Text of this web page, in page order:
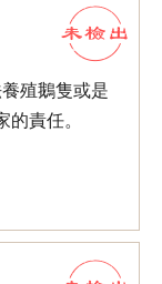
殖鵝隻或是
責任。